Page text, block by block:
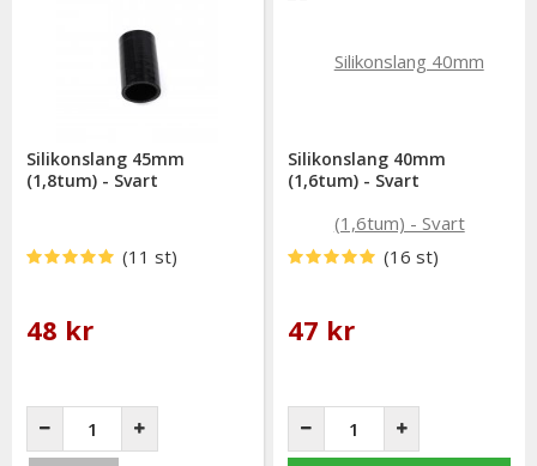
Silikonslang 45mm
(1,8tum) - Svart
(11 st)
48 kr
Silikonslang 40mm
(1,6tum) - Svart
(16 st)
47 kr